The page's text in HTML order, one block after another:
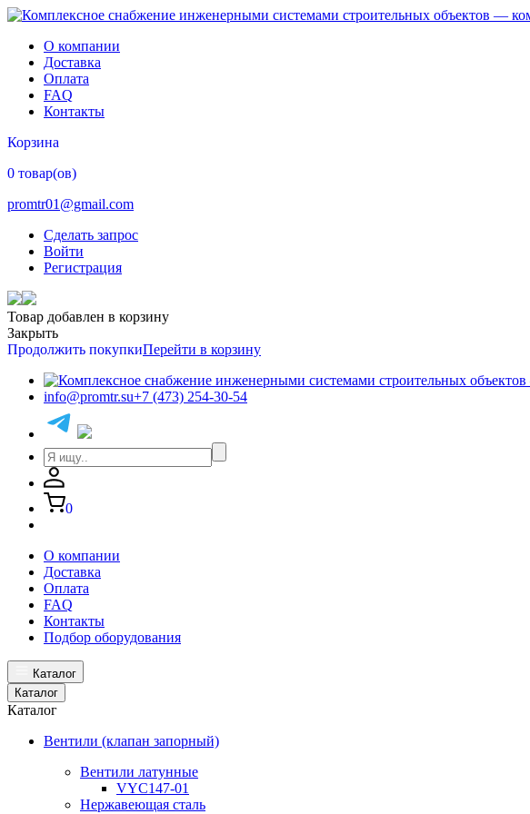
О компании
Доставка
Оплата
FAQ
Контакты
Корзина
0 товар(ов)
promtr01@gmail.com
Сделать запрос
Войти
Регистрация
Товар добавлен в корзину
Закрыть
Продолжить покупкиПерейти в корзину
info@promtr.su+7 (473) 254-30-54
0
О компании
Доставка
Оплата
FAQ
Контакты
Подбор оборудования
Каталог
Каталог
Каталог
Вентили (клапан запорный)
Вентили латунные
VYC147-01
Нержавеющая сталь